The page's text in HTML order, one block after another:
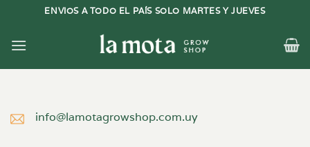
contenido
ENVIOS A TODO EL PAÍS SOLO MARTES Y JUEVES
info@lamotagrowshop.com.uy